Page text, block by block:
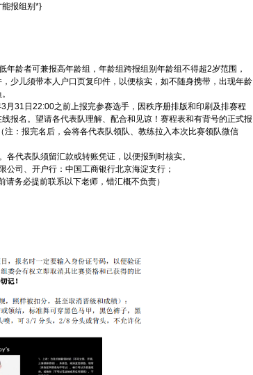
能报组别*}
龄者可兼报高年龄组，年龄组跨报组别年龄组不得超2岁范围，
少儿须带本人户口页复印件，以便核实，如不随身携带，出现年龄
31日22:00之前上报完参赛选手，因秩序册排版和印刷及排赛程
报名。望请各代表队理解、配合和见谅！赛程表和有背号的正式报
：报完名后，会将各代表队领队、教练拉入本次比赛领队微信
代表队须留汇款或转账凭证，以便报到时核实。
司、开户行：中国工商银行北京海淀支行；
务必提前联系以下老师，错汇概不负责）